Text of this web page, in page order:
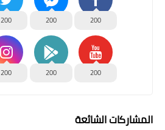
200
200
200
200
200
200
المشاركات الشائعة